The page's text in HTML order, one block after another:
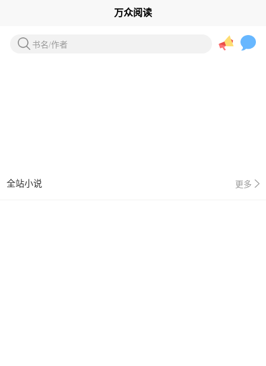
万众阅读
书名/作者
全站小说 更多